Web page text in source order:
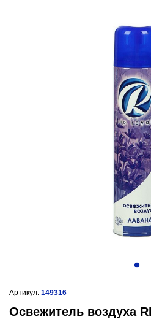
Артикул: 149316
Освежитель воздуха